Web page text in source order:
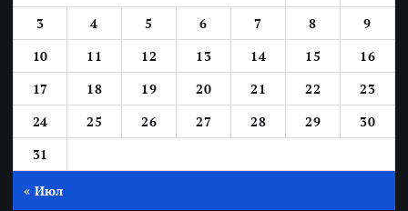
3
4 5 6 7 8
9
10
11 12 13 14 15
16
17
18 19 20 21 22
23
24
25 26 27 28 29
30
31
« Июл